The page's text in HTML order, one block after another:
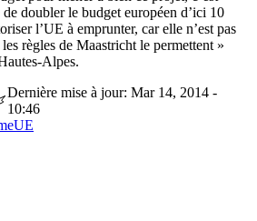
doubler le budget européen d’ici 10
l’UE à emprunter, car elle n’est pas
règles de Maastricht le permettent »
Alpes.
Dernière mise à jour: Mar 14, 2014 -
10:46
UE